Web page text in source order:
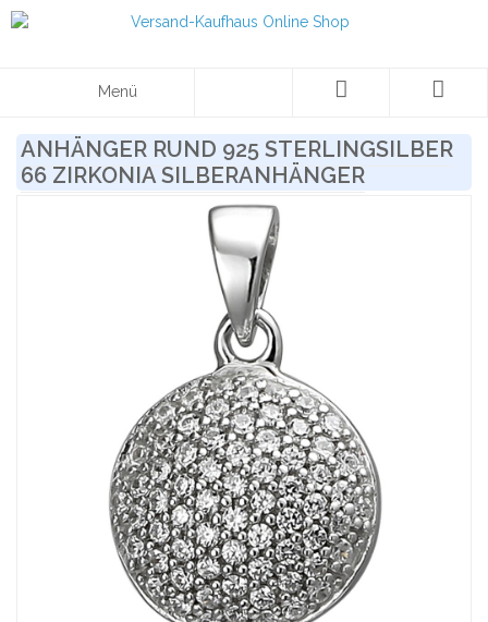
Menü
ANHÄNGER RUND 925 STERLINGSILBER
66 ZIRKONIA SILBERANHÄNGER